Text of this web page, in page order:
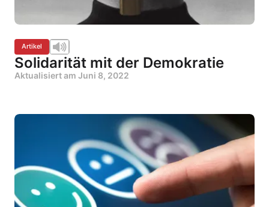
Artikel
Solidarität mit der Demokratie
Aktualisiert am Juni 8, 2022